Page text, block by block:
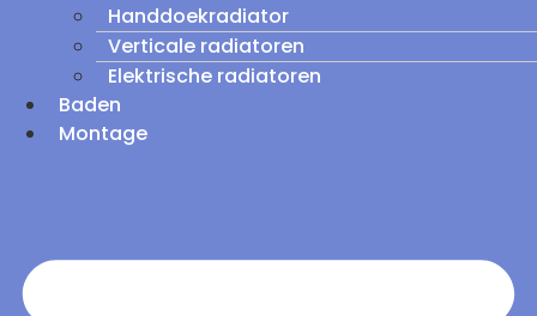
Handdoekradiator
Verticale radiatoren
Elektrische radiatoren
Baden
Montage